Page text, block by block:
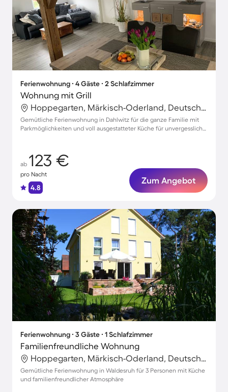
Ferienwohnung ∙ 4 Gäste ∙ 2 Schlafzimmer
Wohnung mit Grill
Hoppegarten, Märkisch-Oderland, Deutschland
Gemütliche Ferienwohnung in Dahlwitz für die ganze Familie mit
Parkmöglichkeiten und voll ausgestatteter Küche für unvergessliche
ab 123 €
pro Nacht
4.8
Zum Angebot
Ferienwohnung ∙ 3 Gäste ∙ 1 Schlafzimmer
Familienfreundliche Wohnung
Hoppegarten, Märkisch-Oderland, Deutschland
Gemütliche Ferienwohnung in Waldesruh für 3 Personen mit Küche
und familienfreundlicher Atmosphäre